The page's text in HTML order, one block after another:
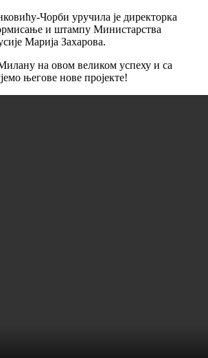
Чорби уручила је директорка
и штампу Министарства
Марија Захарова.
на овом великом успеху и са
његове нове пројекте!